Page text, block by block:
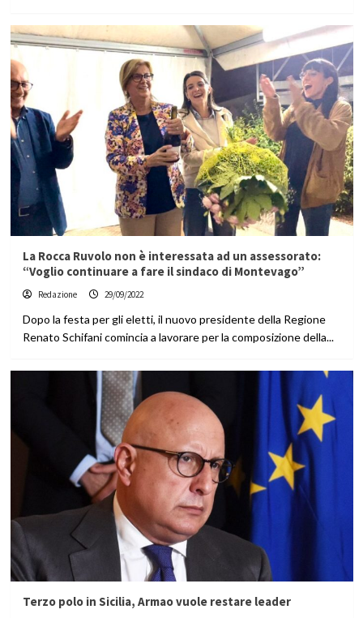
La Rocca Ruvolo non è interessata ad un assessorato:
“Voglio continuare a fare il sindaco di Montevago”
Redazione 29/09/2022
Dopo la festa per gli eletti, il nuovo presidente della Regione
Renato Schifani comincia a lavorare per la composizione della...
Terzo polo in Sicilia, Armao vuole restare leader